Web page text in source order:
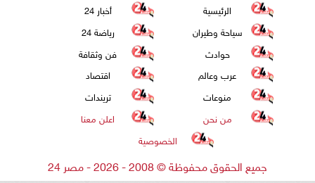
الرئيسية
أخبار 24
سياحة وطيران
رياضة 24
حوادث
فن وثقافة
عرب وعالم
اقتصاد
منوعات
تريندات
من نحن
اعلن معنا
الخصوصية
جميع الحقوق محفوظة©